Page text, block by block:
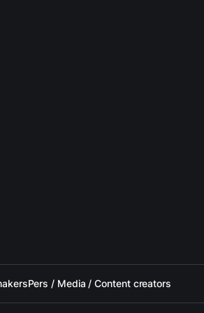
Pers / Media / Content creators